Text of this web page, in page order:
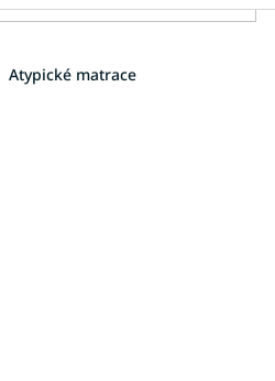
Atypické matrace